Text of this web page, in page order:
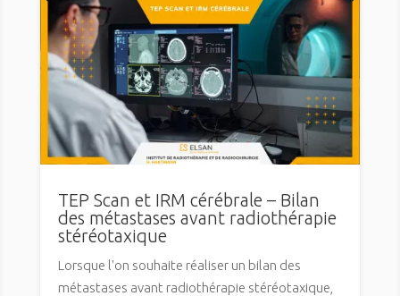
TEP Scan et IRM cérébrale – Bilan
des métastases avant radiothérapie
stéréotaxique
Lorsque l'on souhaite réaliser un bilan des
métastases avant radiothérapie stéréotaxique,